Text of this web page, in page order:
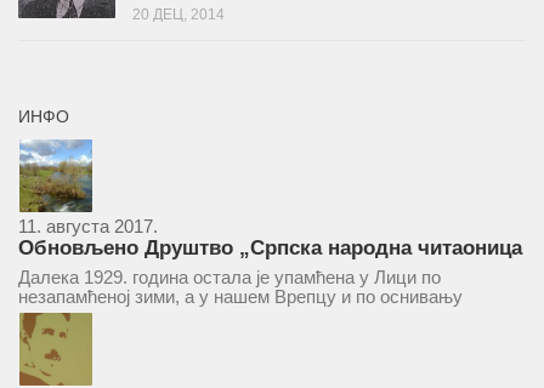
20 ДЕЦ, 2014
ИНФО
11. августа 2017.
Обновљено Друштво „Српска народна читаоница
и књижница“ у Врепцу
Далека 1929. година остала је упамћена у Лици по
незапамћеној зими, а у нашем Врепцу и по оснивању
Друштва „Српска народна читаоница и књижница у
Врепцу“. Потакнути потребом за културним и духовним
уздизањем група...